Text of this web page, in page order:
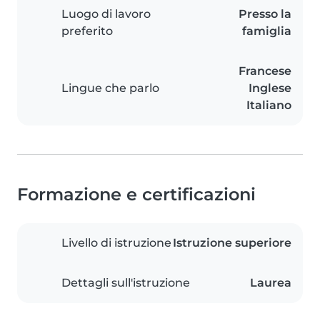
Luogo di lavoro
preferito
Presso la
famiglia
Lingue che parlo
Francese
Inglese
Italiano
Formazione e certificazioni
Livello di istruzione Istruzione superiore
Dettagli sull'istruzione Laurea